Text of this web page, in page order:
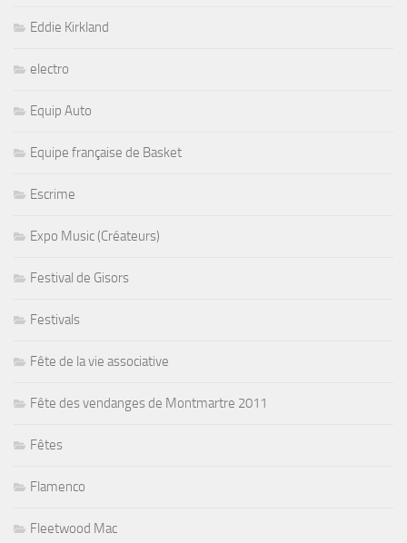
Eddie Kirkland
electro
Equip Auto
Equipe française de Basket
Escrime
Expo Music (Créateurs)
Festival de Gisors
Festivals
Fête de la vie associative
Fête des vendanges de Montmartre 2011
Fêtes
Flamenco
Fleetwood Mac